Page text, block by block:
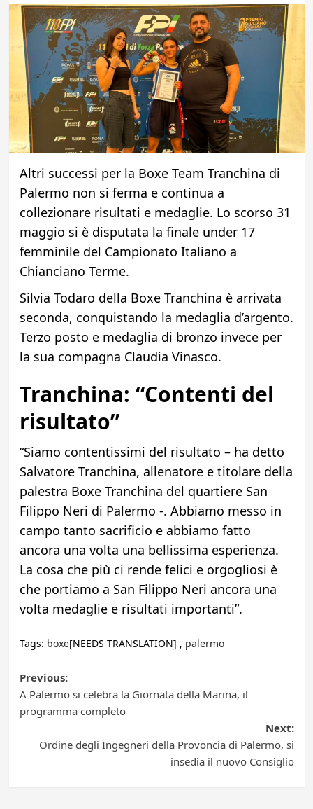
Altri successi per la Boxe Team Tranchina di
Palermo non si ferma e continua a
collezionare risultati e medaglie. Lo scorso 31
maggio si è disputata la finale under 17
femminile del Campionato Italiano a
Chianciano Terme.
Silvia Todaro della Boxe Tranchina è arrivata
seconda, conquistando la medaglia d’argento.
Terzo posto e medaglia di bronzo invece per
la sua compagna Claudia Vinasco.
Tranchina: “Contenti del
risultato”
“Siamo contentissimi del risultato – ha detto
Salvatore Tranchina, allenatore e titolare della
palestra Boxe Tranchina del quartiere San
Filippo Neri di Palermo -. Abbiamo messo in
campo tanto sacrificio e abbiamo fatto
ancora una volta una bellissima esperienza.
La cosa che più ci rende felici e orgogliosi è
che portiamo a San Filippo Neri ancora una
volta medaglie e risultati importanti”.
Tags: boxe[NEEDS TRANSLATION] , palermo
Post
navigation
Previous:
A Palermo si celebra la Giornata della Marina, il
programma completo
Next:
Ordine degli Ingegneri della Provoncia di Palermo, si
insedia il nuovo Consiglio